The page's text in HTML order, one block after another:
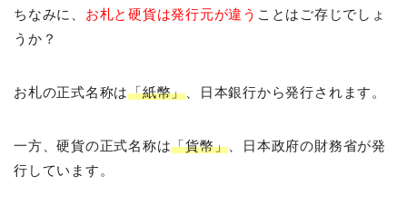
ちなみに、 お札と硬貨は発行元が違う ことはご存じでしょ
うか？
お札の正式名称は「紙幣」 、日本銀行から発行されます。
一方、硬貨の正式名称は「貨幣」 、日本政府の財務省が発
行しています。